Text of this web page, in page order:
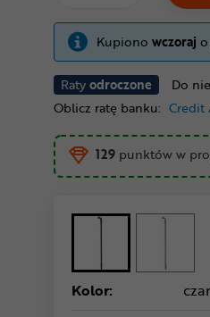
Ratyodroczone
Do
Oblicz ratę banku: Credit
Kupiono wczoraj
129 punktów w
Kolor: